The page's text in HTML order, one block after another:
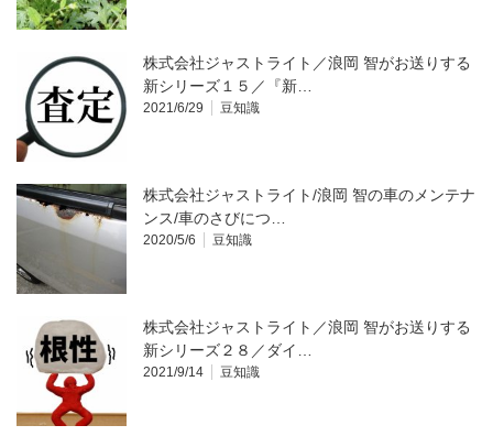
株式会社ジャストライト／浪岡 智がお送りする
新シリーズ１５／『新…
2021/6/29 豆知識
株式会社ジャストライト/浪岡 智の車のメンテナ
ンス/車のさびにつ…
2020/5/6 豆知識
株式会社ジャストライト／浪岡 智がお送りする
新シリーズ２８／ダイ…
2021/9/14 豆知識